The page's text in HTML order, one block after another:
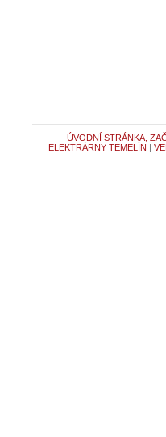
ÚVODNÍ STRÁNKA,
ELEKTRÁRNY TEMELÍN |